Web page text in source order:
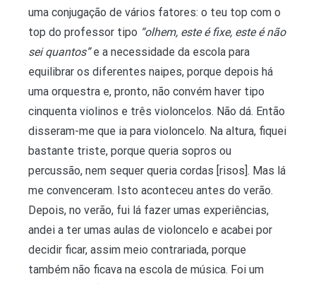
uma conjugação de vários fatores: o teu top com o
top do professor tipo “olhem, este é fixe, este é não
sei quantos”e a necessidade da escola para
equilibrar os diferentes naipes, porque depois há
uma orquestra e, pronto, não convém haver tipo
cinquenta violinos e três violoncelos. Não dá. Então
disseram-me que ia para violoncelo. Na altura, fiquei
bastante triste, porque queria sopros ou
percussão, nem sequer queria cordas [risos]. Mas lá
me convenceram. Isto aconteceu antes do verão.
Depois, no verão, fui lá fazer umas experiências,
andei a ter umas aulas de violoncelo e acabei por
decidir ficar, assim meio contrariada, porque
também não ficava na escola de música. Foi um